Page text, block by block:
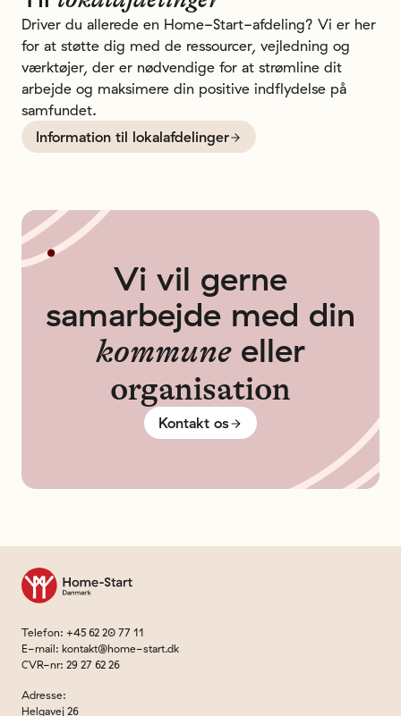
Driver du allerede en Home-Start-afdeling? Vi er her
for at støtte dig med de ressourcer, vejledning og
værktøjer, der er nødvendige for at strømline dit
arbejde og maksimere din positive indflydelse på
samfundet.
Information til lokalafdelinger
Vi vil gerne
samarbejde med din
kommune eller
organisation
Kontakt os
Til forsiden
Telefon: +45 62 20 77 11
E-mail: kontakt@home-start.dk
CVR-nr: 29 27 62 26
Adresse:
Helgavej 26